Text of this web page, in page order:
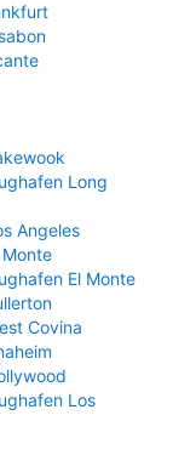
Long
Angeles
El Monte
Covina
Los